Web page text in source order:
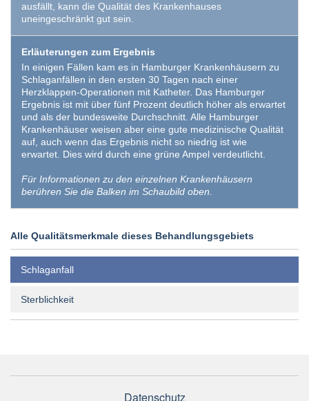
ausfällt, kann die Qualität des Krankenhauses
uneingeschränkt gut sein.
Erläuterungen zum Ergebnis
In einigen Fällen kam es in Hamburger Krankenhäusern zu
Schlaganfällen in den ersten 30 Tagen nach einer
Herzklappen-Operationen mit Katheter. Das Hamburger
Ergebnis ist mit über fünf Prozent deutlich höher als erwartet
und als der bundesweite Durchschnitt. Alle Hamburger
Krankenhäuser weisen aber eine gute medizinische Qualität
auf, auch wenn das Ergebnis nicht so niedrig ist wie
erwartet. Dies wird durch eine grüne Ampel verdeutlicht.
Für Informationen zu den einzelnen Krankenhäusern
berühren Sie die Balken im Schaubild oben.
Alle Qualitätsmerkmale dieses Behandlungsgebiets
Schlaganfall
Sterblichkeit
Datenschutz